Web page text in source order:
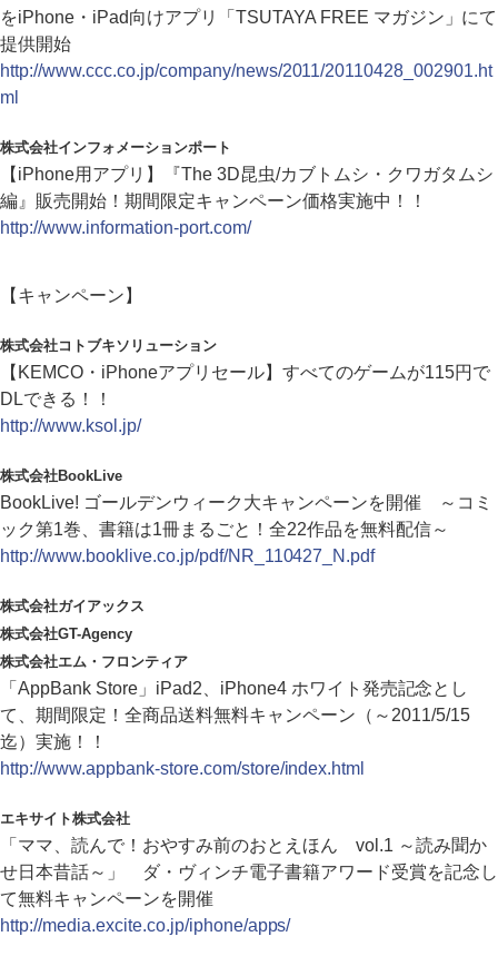
をiPhone・iPad向けアプリ「TSUTAYA FREE マガジン」にて
提供開始
http://www.ccc.co.jp/company/news/2011/20110428_002901.ht
ml
株式会社インフォメーションポート
【iPhone用アプリ】『The 3D昆虫/カブトムシ・クワガタムシ
編』販売開始！期間限定キャンペーン価格実施中！！
http://www.information-port.com/
【キャンペーン】
株式会社コトブキソリューション
【KEMCO・iPhoneアプリセール】すべてのゲームが115円で
DLできる！！
http://www.ksol.jp/
株式会社BookLive
BookLive! ゴールデンウィーク大キャンペーンを開催 ～コミ
ック第1巻、書籍は1冊まるごと！全22作品を無料配信～
http://www.booklive.co.jp/pdf/NR_110427_N.pdf
株式会社ガイアックス
株式会社GT-Agency
株式会社エム・フロンティア
「AppBank Store」iPad2、iPhone4 ホワイト発売記念とし
て、期間限定！全商品送料無料キャンペーン（～2011/5/15
迄）実施！！
http://www.appbank-store.com/store/index.html
エキサイト株式会社
「ママ、読んで！おやすみ前のおとえほん vol.1 ～読み聞か
せ日本昔話～」 ダ・ヴィンチ電子書籍アワード受賞を記念し
て無料キャンペーンを開催
http://media.excite.co.jp/iphone/apps/